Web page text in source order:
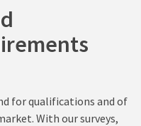
for qualifications and of
With our surveys,